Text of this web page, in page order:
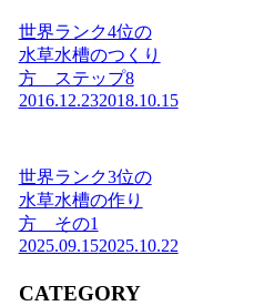
世界ランク4位の
水草水槽のつくり
方 ステップ8
2016.12.232018.10.15
世界ランク3位の
水草水槽の作り
方 その1
2025.09.152025.10.22
CATEGORY